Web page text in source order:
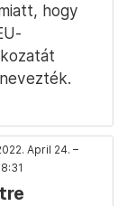
hogy
April 24. –